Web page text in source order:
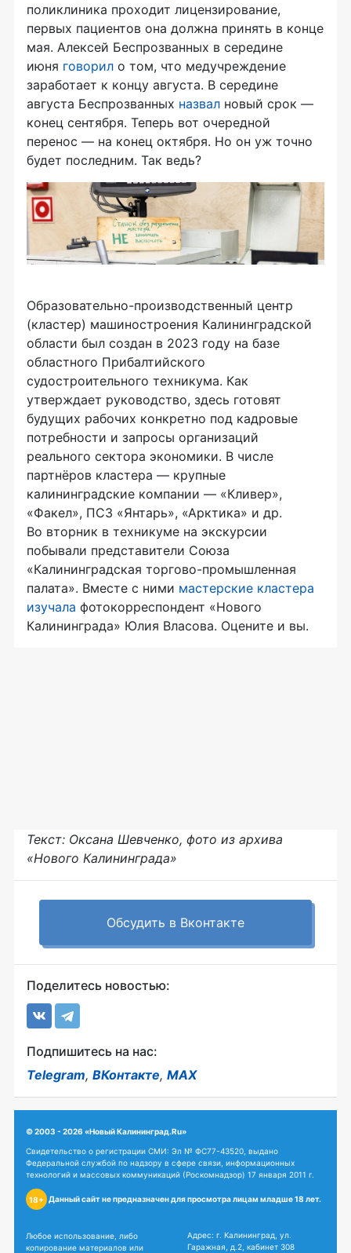
поликлиника проходит лицензирование,
первых пациентов она должна принять в конце
мая. Алексей Беспрозванных в середине
июня говорил о том, что медучреждение
заработает к концу августа. В середине
августа Беспрозванных назвал новый срок —
конец сентября. Теперь вот очередной
перенос — на конец октября. Но он уж точно
будет последним. Так ведь?
Образовательно-производственный центр
(кластер) машиностроения Калининградской
области был создан в 2023 году на базе
областного Прибалтийского
судостроительного техникума. Как
утверждает руководство, здесь готовят
будущих рабочих конкретно под кадровые
потребности и запросы организаций
реального сектора экономики. В числе
партнёров кластера — крупные
калининградские компании — «Кливер»,
«Факел», ПСЗ «Янтарь», «Арктика» и др.
Во вторник в техникуме на экскурсии
побывали представители Союза
«Калининградская торгово-промышленная
палата». Вместе с ними мастерские кластера
изучала фотокорреспондент «Нового
Калининграда» Юлия Власова. Оцените и вы.
Текст: Оксана Шевченко, фото из архива
«Нового Калининграда»
Обсудить в Вконтакте
Поделитесь новостью:
Подпишитесь на нас:
Telegram, ВКонтакте, MAX
© 2003 - 2026 «Новый Калининград.Ru»
Свидетельство о регистрации СМИ: Эл № ФС77-43520, выдано
Федеральной службой по надзору в сфере связи, информационных
технологий и массовых коммуникаций (Роскомнадзор) 17 января 2011 г.
18+ Данный сайт не предназначен для просмотра лицам младше 18 лет.
Любое использование, либо
копирование материалов или
Адрес: г. Калининград, ул.
Гаражная, д.2, кабинет 308